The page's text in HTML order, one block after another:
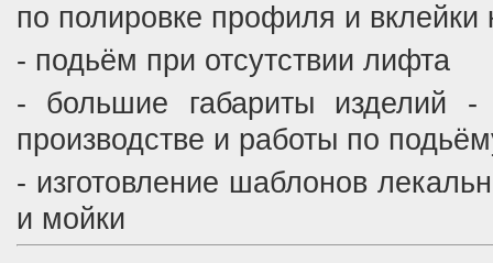
по полировке профиля и
- подьём при отсутствии лифта
- большие габариты изделий -
производстве и работы по
- изготовление шаблонов
и мойки